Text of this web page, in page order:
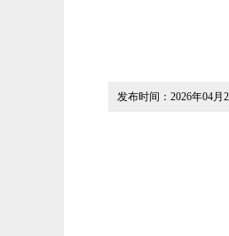
发布时间：2026年04月